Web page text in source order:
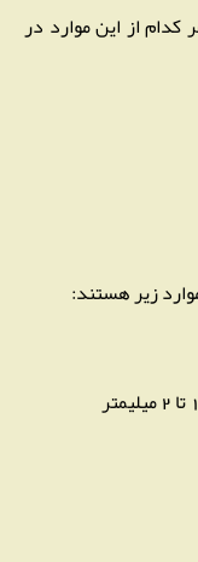
از این موارد در
زیر هستند: